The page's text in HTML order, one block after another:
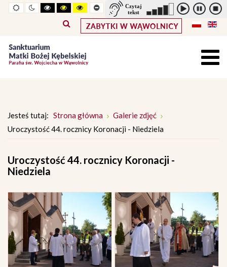
Widok
standardowy
Widok
nocny
Wysoki
kontrast
tryb
czarno
Wysoki
kontrast
tryb
czarno
Wysoki
kontrast
tryb
żółto
-
Pomniejszony
rozmiar
czcionki
Powiększony
rozmiar
czcionki
Zwiększ
odstępy
pomiędzy
literami
Standarowy
rozmiar
czcionki
Jesteś tutaj: Strona główna
Galerie zdjęć
Uroczystość 44. rocznicy Koronacji - Niedziela
Uroczystość 44. rocznicy Koronacji -
Niedziela